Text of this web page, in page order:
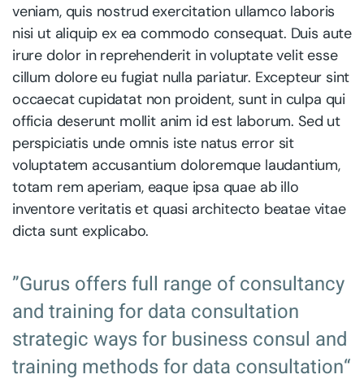
veniam, quis nostrud exercitation ullamco laboris
nisi ut aliquip ex ea commodo consequat. Duis aute
irure dolor in reprehenderit in voluptate velit esse
cillum dolore eu fugiat nulla pariatur. Excepteur sint
occaecat cupidatat non proident, sunt in culpa qui
officia deserunt mollit anim id est laborum. Sed ut
perspiciatis unde omnis iste natus error sit
voluptatem accusantium doloremque laudantium,
totam rem aperiam, eaque ipsa quae ab illo
inventore veritatis et quasi architecto beatae vitae
dicta sunt explicabo.
”Gurus offers full range of consultancy
and training for data consultation
strategic ways for business consul and
training methods for data consultation“